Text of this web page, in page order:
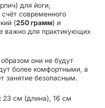
для йоги,
современного
(250 грамм) и
важно для практикующих
они не будут
более комфортными, а
занятие безопасным.
23 см (длина), 16 см